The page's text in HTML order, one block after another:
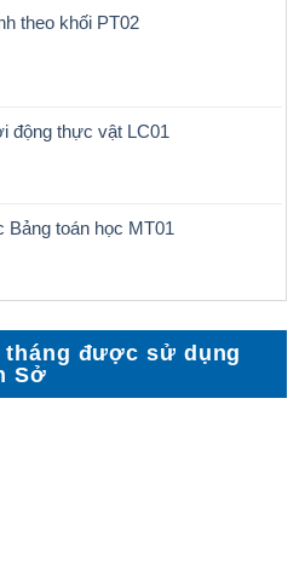
theo khối PT02
động thực vật LC01
Bảng toán học MT01
tháng được sử dụng
Sở